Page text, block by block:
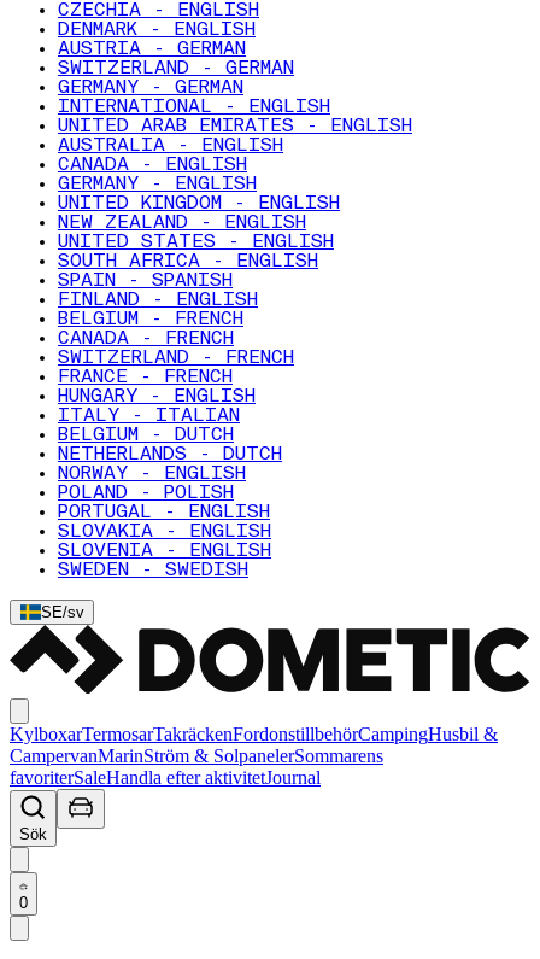
CZECHIA - ENGLISH
DENMARK - ENGLISH
AUSTRIA - GERMAN
SWITZERLAND - GERMAN
GERMANY - GERMAN
INTERNATIONAL - ENGLISH
UNITED ARAB EMIRATES - ENGLISH
AUSTRALIA - ENGLISH
CANADA - ENGLISH
GERMANY - ENGLISH
UNITED KINGDOM - ENGLISH
NEW ZEALAND - ENGLISH
UNITED STATES - ENGLISH
SOUTH AFRICA - ENGLISH
SPAIN - SPANISH
FINLAND - ENGLISH
BELGIUM - FRENCH
CANADA - FRENCH
SWITZERLAND - FRENCH
FRANCE - FRENCH
HUNGARY - ENGLISH
ITALY - ITALIAN
BELGIUM - DUTCH
NETHERLANDS - DUTCH
NORWAY - ENGLISH
POLAND - POLISH
PORTUGAL - ENGLISH
SLOVAKIA - ENGLISH
SLOVENIA - ENGLISH
SWEDEN - SWEDISH
SE/sv
KylboxarTermosarTakräckenFordonstillbehörCampingHusbil &
CampervanMarinStröm & SolpanelerSommarens
favoriterSaleHandla efter aktivitetJournal
Sök
0